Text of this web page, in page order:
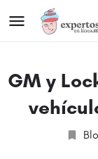
GM y